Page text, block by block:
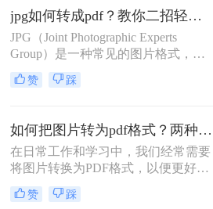
还是打印，将JPG图片转换为PDF都
是一个非常实用的操作。那么怎么将
jpg图片转换成pdf文件格式呢？本文
将详细介绍几种将JPG图片转换成
PDF文件格式的方法，帮助您轻松完
成转换任务。
jpg如何转成pdf？教你二招轻松搞定！
JPG（Joint Photographic Experts
Group）是一种常见的图片格式，而
PDF（Portable Document Format）则
是一种广泛使用的文档格式，不仅支
片整合到一个文档中以便于分享或打
印时，将JPG转换为PDF是一个很好
的选择。那么jpg如何转成pdf呢？本
文将介绍几种将JPG图片转换为PDF
文档的方法。
赞 踩
如何把图片转为pdf格式？两种简单方法分享！
在日常工作和学习中，我们经常需要
将图片转换为PDF格式，以便更好地
保存、传输和打印。转转大师是一款
功能强大的文件处理工具，可以帮助
赞 踩